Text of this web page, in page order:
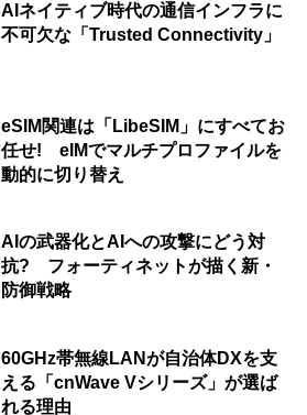
AIネイティブ時代の通信インフラに
不可欠な「Trusted Connectivity」
eSIM関連は「LibeSIM」にすべてお
任せ! eIMでマルチプロファイルを
動的に切り替え
AIの武器化とAIへの攻撃にどう対
抗? フォーティネットが描く新・
防御戦略
60GHz帯無線LANが自治体DXを支
える「cnWave Vシリーズ」が選ば
れる理由